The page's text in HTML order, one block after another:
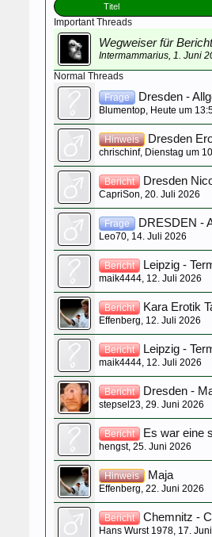
Titel
Important Threads
Wegweiser für
Intermammarius 1. Juni
Normal Threads
Frage Dresden -
Blumentop Heute um
Hinweis Dresden
chrischinf, Dienstag um
Bericht Dresden
CapriSon 20. Juli 2026
Frage DRESDEN -
Leo70 14. Juli 2026
Bericht Leipzig -
maik4444 12. Juli 2026
Bericht Kara Erotik
Effenberg 12. Juli 2026
Bericht Leipzig -
maik4444 12. Juli 2026
Bericht Dresden -
stepsel23 29. Juni 2026
Bericht Es war eine
hengst, 25. Juni 2026
Hinweis Maja
Effenberg 22. Juni 2026
Bericht Chemnitz -
Hans Wurst 1978 17.